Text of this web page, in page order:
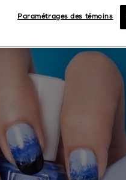
Paramétrages des témoins